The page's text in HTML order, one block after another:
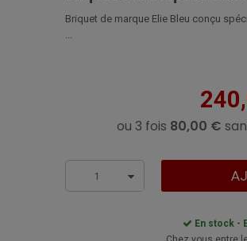
Briquet de marque Elie Bleu conçu
...
1
En stock -